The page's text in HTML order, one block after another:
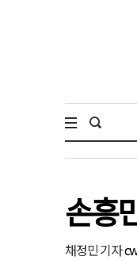
손흥
채정민 기자